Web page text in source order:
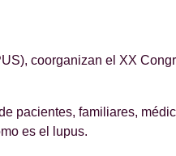
coorganizan el XX
pacientes, familiares,
es el lupus.